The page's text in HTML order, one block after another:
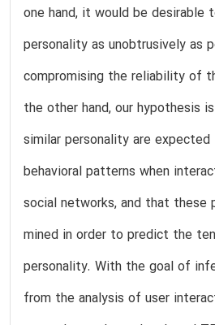
one hand, it would be desirable
personality as unobtrusively as
compromising the reliability of
the other hand, our hypothesis
similar personality are
behavioral patterns when
social networks, and that these
mined in order to predict the
personality. With the goal of
from the analysis of user